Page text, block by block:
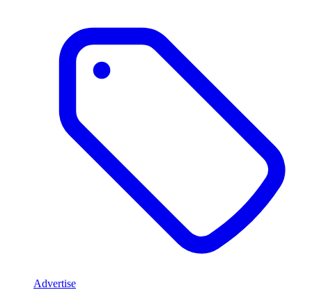
Advertise